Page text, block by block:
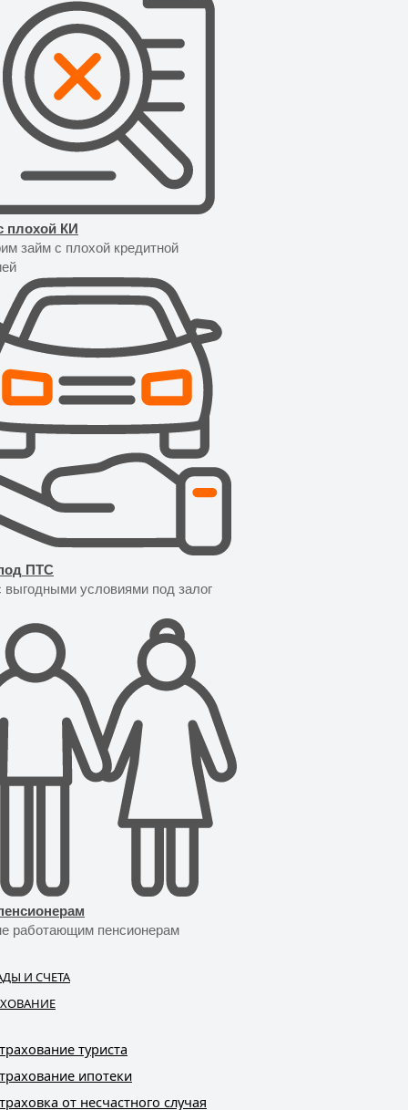
плохой КИ
займ с плохой кредитной
ПТС
выгодными условиями под залог
работающим пенсионерам
И СЧЕТА
туриста
ипотеки
от несчастного случая